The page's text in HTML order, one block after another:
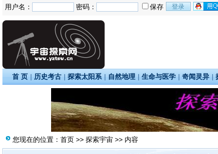
用户名： 密码： 保存
首 页 | 历史考古 | 探索太阳系 | 自然地理 | 生命与医学 | 奇闻灵异 |
您现在的位置： 首页 >> 探索宇宙 >> 内容